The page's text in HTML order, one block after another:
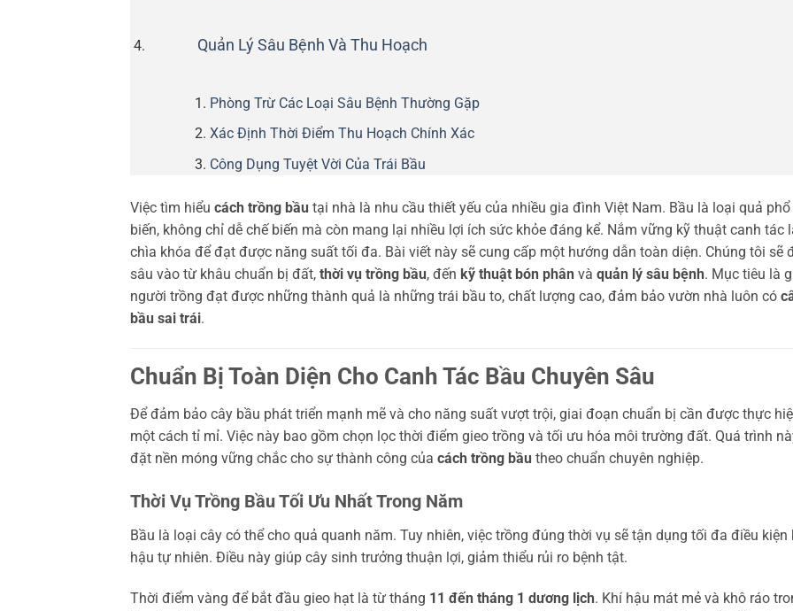
Quản Lý Sâu Bệnh Và Thu Hoạch
Phòng Trừ Các Loại Sâu Bệnh Thường Gặp
Xác Định Thời Điểm Thu Hoạch Chính Xác
Công Dụng Tuyệt Vời Của Trái Bầu
Việc tìm hiểu cách trồng bầu tại nhà là nhu cầu thiết yếu của nhiều gia đình Việt Nam. Bầu là loại quả phổ
biến, không chỉ dễ chế biến mà còn mang lại nhiều lợi ích sức khỏe đáng kể. Nắm vững kỹ thuật canh tác
chìa khóa để đạt được năng suất tối đa. Bài viết này sẽ cung cấp một hướng dẫn toàn diện. Chúng tôi sẽ
sâu vào từ khâu chuẩn bị đất, thời vụ trồng bầu, đến kỹ thuật bón phân và quản lý sâu bệnh. Mục tiêu là
người trồng đạt được những thành quả là những trái bầu to, chất lượng cao, đảm bảo vườn nhà luôn có
bầu sai trái.
Chuẩn Bị Toàn Diện Cho Canh Tác Bầu Chuyên Sâu
Để đảm bảo cây bầu phát triển mạnh mẽ và cho năng suất vượt trội, giai đoạn chuẩn bị cần được thực
một cách tỉ mỉ. Việc này bao gồm chọn lọc thời điểm gieo trồng và tối ưu hóa môi trường đất. Quá trình
đặt nền móng vững chắc cho sự thành công của cách trồng bầu theo chuẩn chuyên nghiệp.
Thời Vụ Trồng Bầu Tối Ưu Nhất Trong Năm
Bầu là loại cây có thể cho quả quanh năm. Tuy nhiên, việc trồng đúng thời vụ sẽ tận dụng tối đa điều kiện
hậu tự nhiên. Điều này giúp cây sinh trưởng thuận lợi, giảm thiểu rủi ro bệnh tật.
Thời điểm vàng để bắt đầu gieo hạt là từ tháng 11 đến tháng 1 dương lịch. Khí hậu mát mẻ và khô ráo